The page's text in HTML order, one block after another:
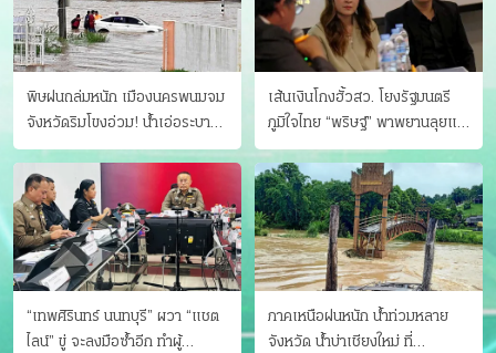
พิษฝนถล่มหนัก เมืองนครพนมจม
จังหวัดริมโขงอ่วม! นํ้าเอ่อระบาย
ไม่ทัน แม่ปิงทะลักล้น
เส้นเงินโกงฮั้วสว. โยงรัฐมนตรี
ภูมิใจไทย “พริษฐ์” พาพยานลุยแฉ
มีโอนให้คนกกต.ด้วย
“เทพศิรินทร์ นนทบุรี” ผวา “แชต
ไลน์” ขู่ จะลงมือซ้ำอีก ทําผู้
ภาคเหนือฝนหนัก น้ำท่วมหลาย
จังหวัด นํ้าบ่าเชียงใหม่ ที่